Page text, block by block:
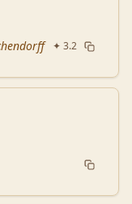
✦ 3.2